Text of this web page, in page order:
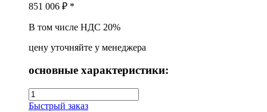
851 006 ₽ *
В том числе НДС 20%
цену уточняйте у менеджера
основные характеристики:
Быстрый заказ